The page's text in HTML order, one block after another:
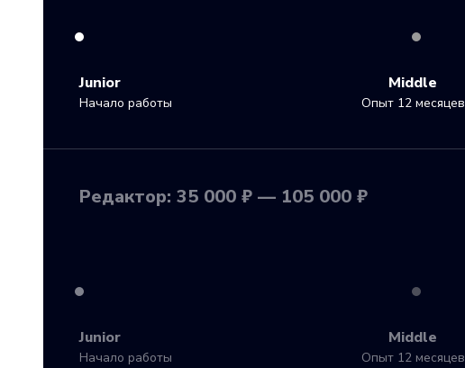
Junior
Начало работы
Middle
Опыт 12 месяцев
Редактор: 35 000 ₽ — 105 000 ₽
Junior
Начало работы
Middle
Опыт 12 месяцев